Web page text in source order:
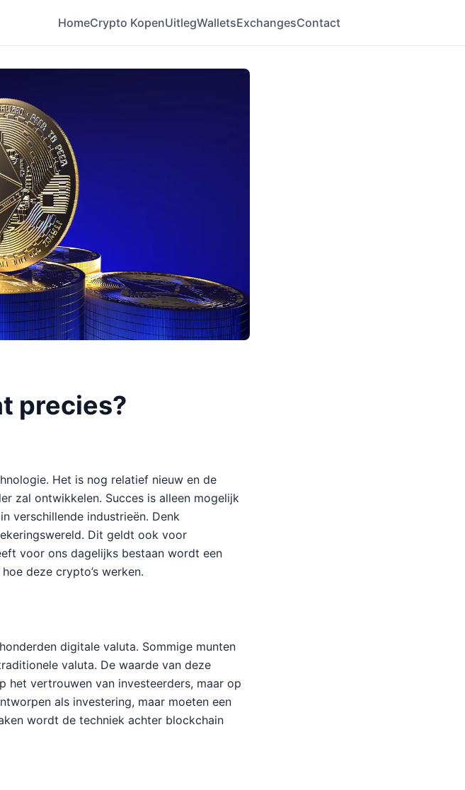
HomeCrypto KopenUitlegWalletsExchangesContact
precies?
Het is nog relatief nieuw en de
zal ontwikkelen. Succes is alleen mogelijk
verschillende industrieën. Denk
Dit geldt ook voor
voor ons dagelijks bestaan wordt een
deze crypto’s werken.
digitale valuta. Sommige munten
valuta. De waarde van deze
het vertrouwen van investeerders, maar op
als investering, maar moeten een
wordt de techniek achter blockchain